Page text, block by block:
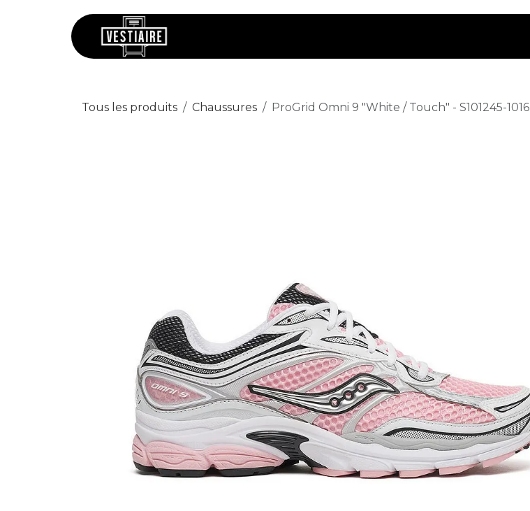
Tous les produits Chaussures ProGrid Omni 9 "White / Touch" - S101245-1016